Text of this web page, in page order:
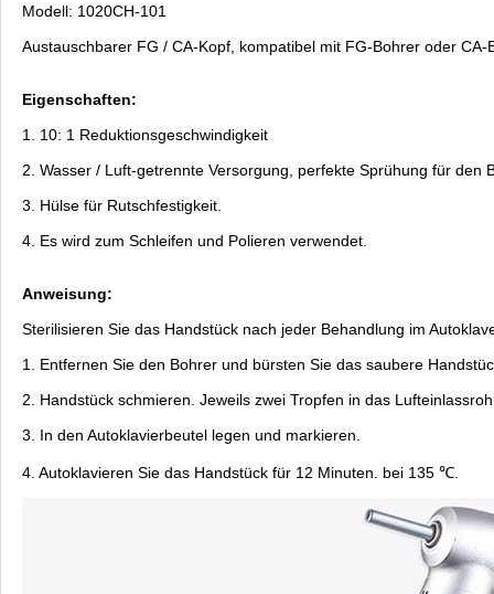
Modell: 1020CH-101
Austauschbarer FG / CA-Kopf, kompatibel mit FG-Bohrer oder
Eigenschaften:
1. 10: 1 Reduktionsgeschwindigkeit
2. Wasser / Luft-getrennte Versorgung, perfekte Sprühung für den
3. Hülse für Rutschfestigkeit.
4. Es wird zum Schleifen und Polieren verwendet.
Anweisung:
Sterilisieren Sie das Handstück nach jeder Behandlung im
1. Entfernen Sie den Bohrer und bürsten Sie das saubere
2. Handstück schmieren. Jeweils zwei Tropfen in das
3. In den Autoklavierbeutel legen und markieren.
4. Autoklavieren Sie das Handstück für 12 Minuten. bei 135 ℃.